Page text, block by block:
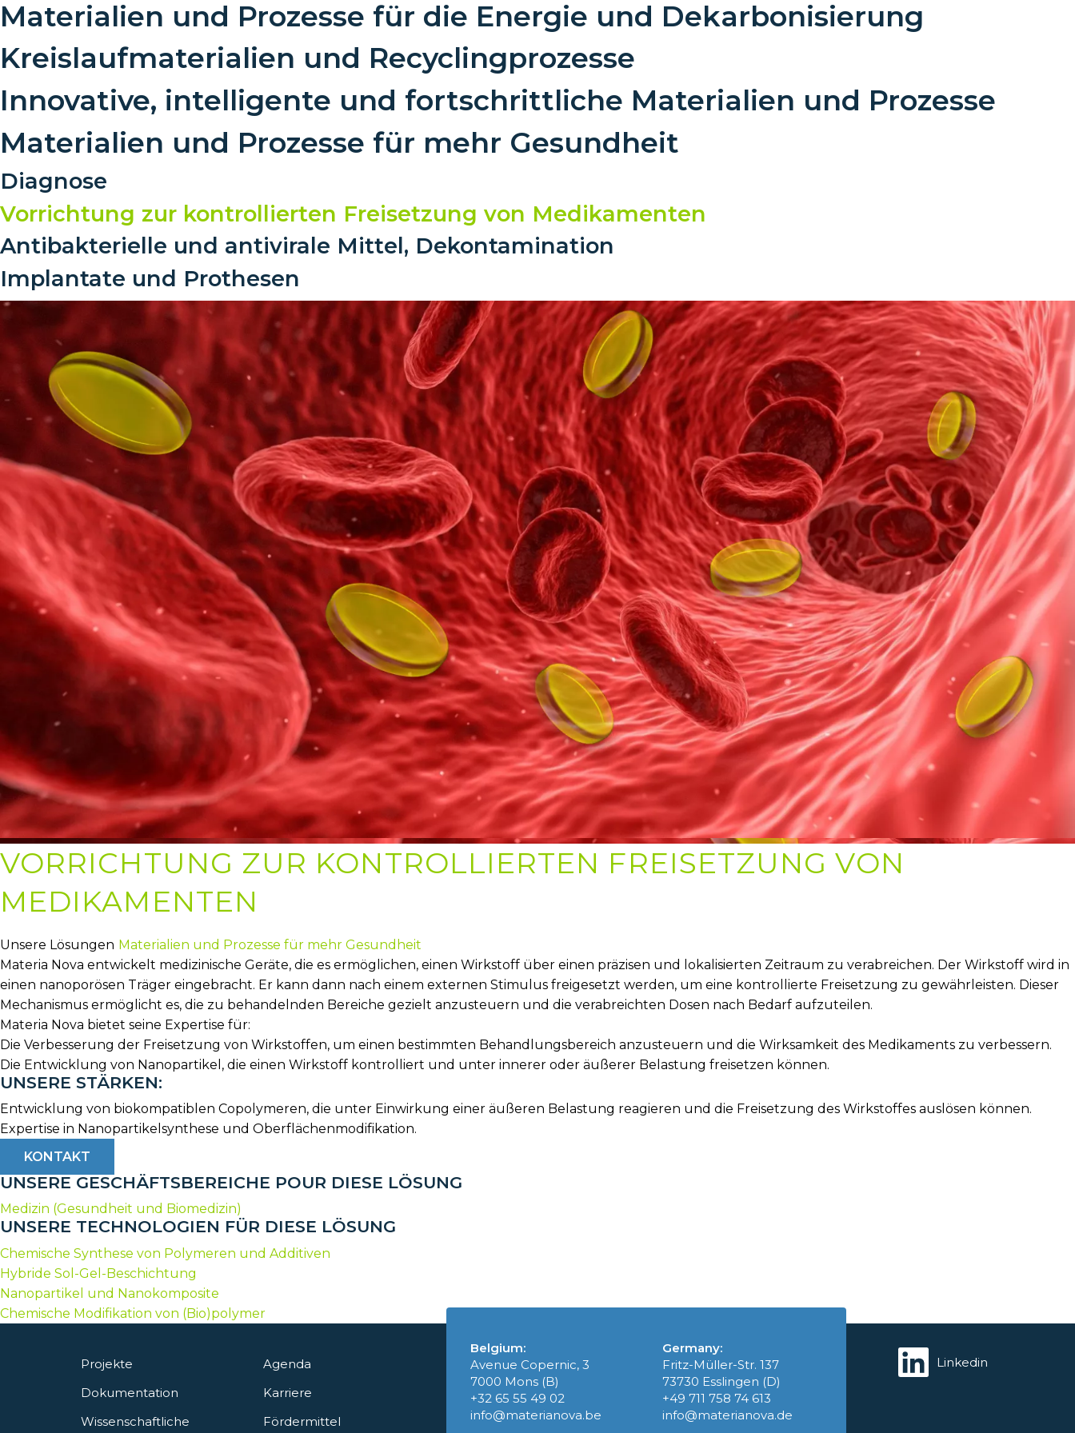
Materialien und Prozesse für die Energie und Dekarbonisierung
Kreislaufmaterialien und Recyclingprozesse
Innovative, intelligente und fortschrittliche Materialien und Prozesse
Materialien und Prozesse für mehr Gesundheit
Diagnose
Vorrichtung zur kontrollierten Freisetzung von Medikamenten
Antibakterielle und antivirale Mittel, Dekontamination
Implantate und Prothesen
VORRICHTUNG ZUR KONTROLLIERTEN FREISETZUNG VON
MEDIKAMENTEN
Unsere Lösungen Materialien und Prozesse für mehr Gesundheit
Materia Nova entwickelt medizinische Geräte, die es ermöglichen, einen Wirkstoff über einen präzisen und lokalisierten Zeitraum zu verabreichen. Der Wirkstoff wird in
einen nanoporösen Träger eingebracht. Er kann dann nach einem externen Stimulus freigesetzt werden, um eine kontrollierte Freisetzung zu gewährleisten. Dieser
Mechanismus ermöglicht es, die zu behandelnden Bereiche gezielt anzusteuern und die verabreichten Dosen nach Bedarf aufzuteilen.
Materia Nova bietet seine Expertise für:
Die Verbesserung der Freisetzung von Wirkstoffen, um einen bestimmten Behandlungsbereich anzusteuern und die Wirksamkeit des Medikaments zu verbessern.
Die Entwicklung von Nanopartikel, die einen Wirkstoff kontrolliert und unter innerer oder äußerer Belastung freisetzen können.
UNSERE STÄRKEN:
Entwicklung von biokompatiblen Copolymeren, die unter Einwirkung einer äußeren Belastung reagieren und die Freisetzung des Wirkstoffes auslösen können.
Expertise in Nanopartikelsynthese und Oberflächenmodifikation.
KONTAKT
UNSERE GESCHÄFTSBEREICHE POUR DIESE LÖSUNG
Medizin (Gesundheit und Biomedizin)
UNSERE TECHNOLOGIEN FÜR DIESE LÖSUNG
Chemische Synthese von Polymeren und Additiven
Hybride Sol-Gel-Beschichtung
Nanopartikel und Nanokomposite
Chemische Modifikation von (Bio)polymer
Projekte
Dokumentation
Wissenschaftliche
Agenda
Karriere
Fördermittel
Belgium:
Avenue Copernic, 3
7000 Mons (B)
+32 65 55 49 02
info@materianova.be
Germany:
Fritz-Müller-Str. 137
73730 Esslingen (D)
+49 711 758 74 613
info@materianova.de
Linkedin